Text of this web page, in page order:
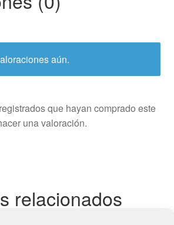
aún.
que hayan comprado este
una valoración.
relacionados